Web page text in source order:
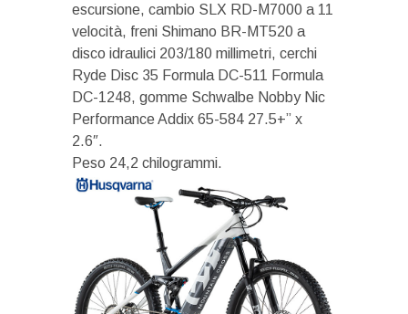
escursione, cambio SLX RD-M7000 a 11
velocità, freni Shimano BR-MT520 a
disco idraulici 203/180 millimetri, cerchi
Ryde Disc 35 Formula DC-511 Formula
DC-1248, gomme Schwalbe Nobby Nic
Performance Addix 65-584 27.5+” x
2.6″.
Peso 24,2 chilogrammi.